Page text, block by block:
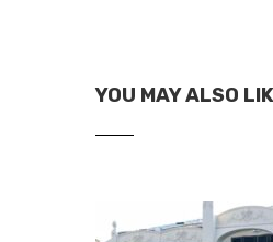
YOU MAY ALSO